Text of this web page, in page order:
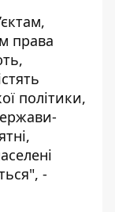
права
політики,
-